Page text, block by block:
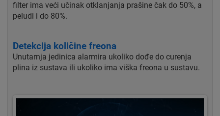
filter ima veći učinak otklanjanja prašine čak do 50%, a
peludi i do 80%.
Detekcija količine freona
Unutarnja jedinica alarmira ukoliko dođe do curenja
plina iz sustava ili ukoliko ima viška freona u sustavu.